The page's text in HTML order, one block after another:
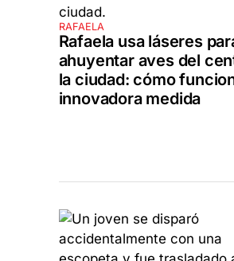
RAFAELA
Rafaela usa láseres
ahuyentar aves del
la ciudad: cómo
innovadora medida